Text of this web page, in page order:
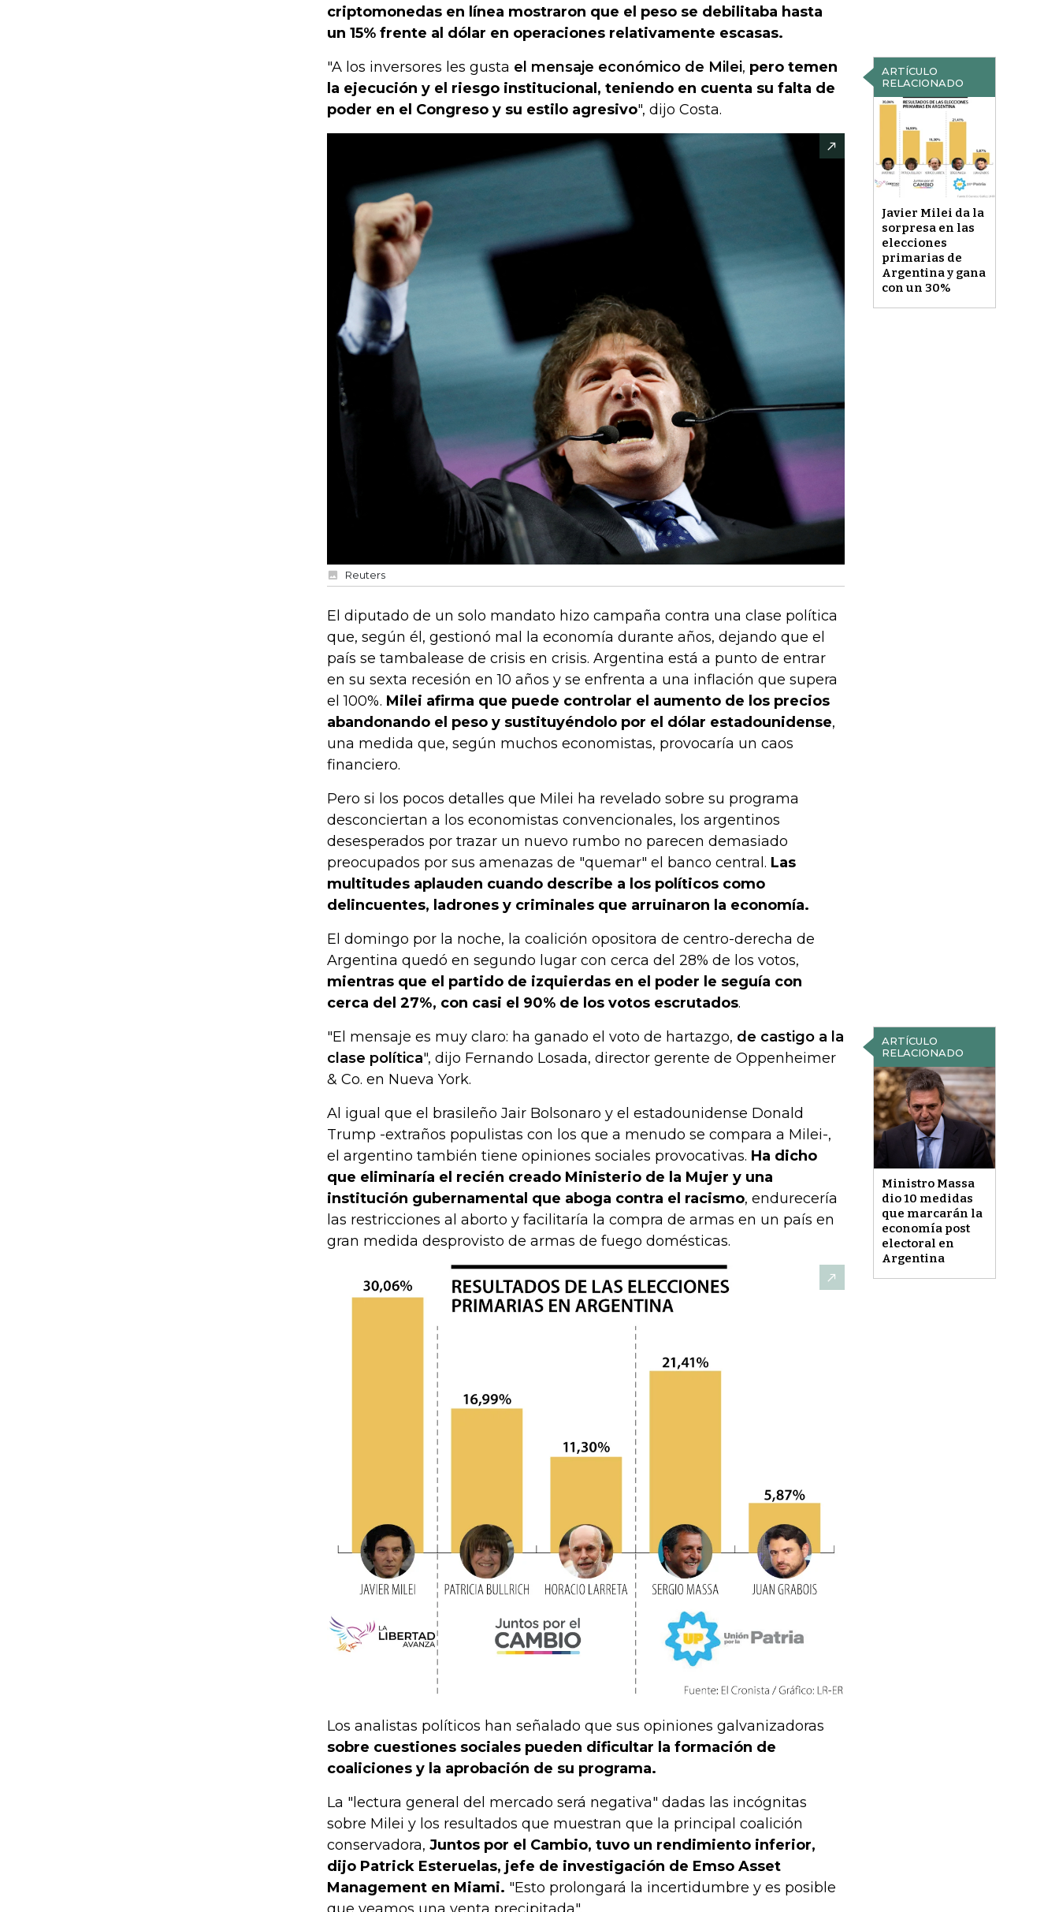
criptomonedas en línea mostraron que el peso se debilitaba hasta
un 15% frente al dólar en operaciones relativamente escasas.
ARTÍCULO
RELACIONADO
Javier Milei da la
sorpresa en las
elecciones
primarias de
Argentina y gana
con un 30%
"A los inversores les gusta el mensaje económico de Milei, pero temen
la ejecución y el riesgo institucional, teniendo en cuenta su falta de
poder en el Congreso y su estilo agresivo", dijo Costa.
Reuters
El diputado de un solo mandato hizo campaña contra una clase política
que, según él, gestionó mal la economía durante años, dejando que el
país se tambalease de crisis en crisis. Argentina está a punto de entrar
en su sexta recesión en 10 años y se enfrenta a una inflación que supera
el 100%. Milei afirma que puede controlar el aumento de los precios
abandonando el peso y sustituyéndolo por el dólar estadounidense,
una medida que, según muchos economistas, provocaría un caos
financiero.
Pero si los pocos detalles que Milei ha revelado sobre su programa
desconciertan a los economistas convencionales, los argentinos
desesperados por trazar un nuevo rumbo no parecen demasiado
preocupados por sus amenazas de "quemar" el banco central. Las
multitudes aplauden cuando describe a los políticos como
delincuentes, ladrones y criminales que arruinaron la economía.
El domingo por la noche, la coalición opositora de centro-derecha de
Argentina quedó en segundo lugar con cerca del 28% de los votos,
mientras que el partido de izquierdas en el poder le seguía con
cerca del 27%, con casi el 90% de los votos escrutados.
ARTÍCULO
RELACIONADO
Ministro Massa
dio 10 medidas
que marcarán la
economía post
electoral en
Argentina
"El mensaje es muy claro: ha ganado el voto de hartazgo, de castigo a la
clase política", dijo Fernando Losada, director gerente de Oppenheimer
& Co. en Nueva York.
Al igual que el brasileño Jair Bolsonaro y el estadounidense Donald
Trump -extraños populistas con los que a menudo se compara a Milei-,
el argentino también tiene opiniones sociales provocativas. Ha dicho
que eliminaría el recién creado Ministerio de la Mujer y una
institución gubernamental que aboga contra el racismo, endurecería
las restricciones al aborto y facilitaría la compra de armas en un país en
gran medida desprovisto de armas de fuego domésticas.
Los analistas políticos han señalado que sus opiniones galvanizadoras
sobre cuestiones sociales pueden dificultar la formación de
coaliciones y la aprobación de su programa.
La "lectura general del mercado será negativa" dadas las incógnitas
sobre Milei y los resultados que muestran que la principal coalición
conservadora, Juntos por el Cambio, tuvo un rendimiento inferior,
dijo Patrick Esteruelas, jefe de investigación de Emso Asset
Management en Miami. "Esto prolongará la incertidumbre y es posible
que veamos una venta precipitada".